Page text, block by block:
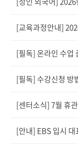
[교육과정안내]
[필독] 온라인 수업
[필독] 수강신청 방
[센터소식] 7월 휴
[안내] EBS 입시